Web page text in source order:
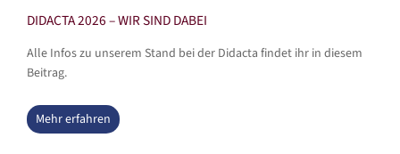
DIDACTA 2026 – WIR SIND DABEI
Alle Infos zu unserem Stand bei der Didacta findet ihr in diesem
Beitrag.
Mehr erfahren